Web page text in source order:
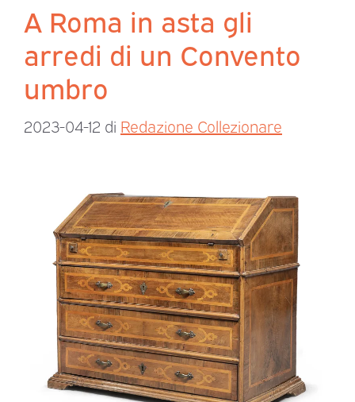
A Roma in asta gli
arredi di un Convento
umbro
2023-04-12 di Redazione Collezionare